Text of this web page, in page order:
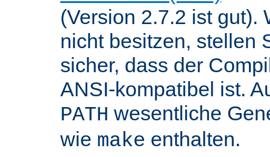
(Version 2.7.2 ist gut).
nicht besitzen, stellen
sicher, dass der
ANSI-kompatibel ist.
PATH wesentliche
wie make enthalten.